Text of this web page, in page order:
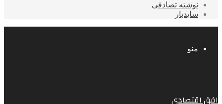
نوشته تصادفی
سایدبار
منو
افق اقتصادی